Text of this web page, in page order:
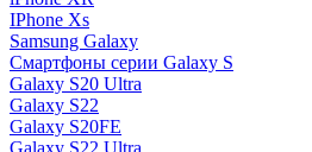
IPhone Xs
Samsung Galaxy
Смартфоны серии Galaxy S
Galaxy S20 Ultra
Galaxy S22
Galaxy S20FE
Galaxy S22 Ultra